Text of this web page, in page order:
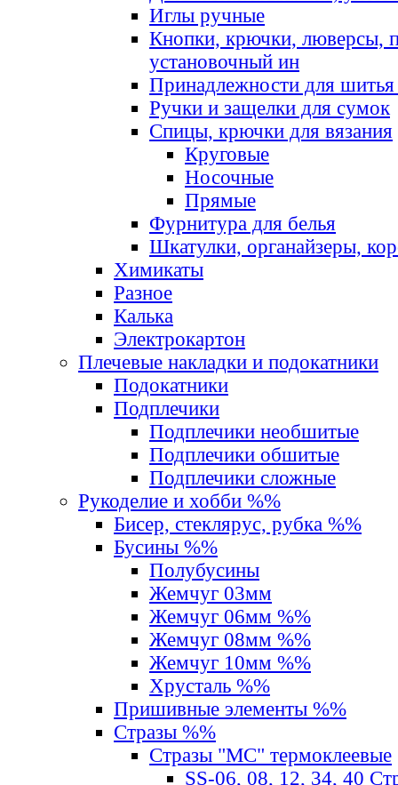
Иглы ручные
Кнопки, крючки, люверсы,
установочный ин
Принадлежности для шитья
Ручки и защелки для сумок
Спицы, крючки для вязания
Круговые
Носочные
Прямые
Фурнитура для белья
Шкатулки, органайзеры,
Химикаты
Разное
Калька
Электрокартон
Плечевые накладки и подокатники
Подокатники
Подплечики
Подплечики необшитые
Подплечики обшитые
Подплечики сложные
Рукоделие и хобби %%
Бисер, стеклярус, рубка %%
Бусины %%
Полубусины
Жемчуг 03мм
Жемчуг 06мм %%
Жемчуг 08мм %%
Жемчуг 10мм %%
Хрусталь %%
Пришивные элементы %%
Стразы %%
Стразы "MС" термоклеевые
SS-06, 08, 12, 34, 40